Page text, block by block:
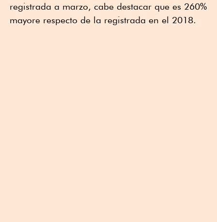
registrada a marzo, cabe destacar que es 260%
mayore respecto de la registrada en el 2018.